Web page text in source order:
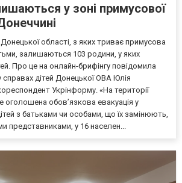
у зоні примусової
області, з яких триває примусова
залишаються 103 родини, у яких
Про це на онлайн-брифінгу повідомила
дітей Донецької ОВА Юлія
Укрінформу. «На території
оголошена обов’язкова евакуація у
з батьками чи особами, що їх замінюють,
представниками, у 16 населен...